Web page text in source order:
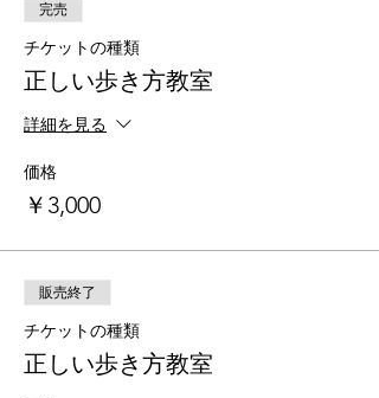
完売
チケットの種類
正しい歩き方教室
詳細を見る
価格
￥3,000
販売終了
チケットの種類
正しい歩き方教室